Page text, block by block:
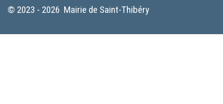
© 2023 - 2026 Mairie de Saint-Thibéry